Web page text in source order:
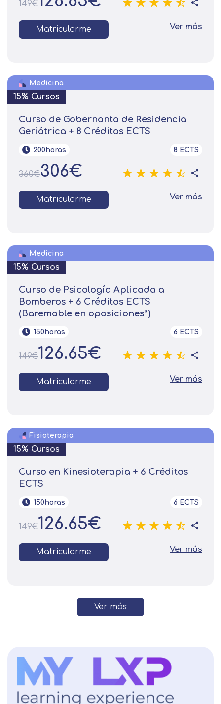
149€
Matricularme Ver más
Medicina
15% Cursos
Curso de Gobernanta de Residencia
Geriátrica + 8 Créditos ECTS
200horas 8 ECTS
360€306€
Matricularme Ver más
Medicina
15% Cursos
Curso de Psicología Aplicada a
Bomberos + 6 Créditos ECTS
(Baremable en oposiciones*)
150horas 6 ECTS
149€126.65€
Matricularme Ver más
Fisioterapia
15% Cursos
Curso en Kinesioterapia + 6 Créditos
ECTS
150horas 6 ECTS
149€126.65€
Matricularme Ver más
Ver más